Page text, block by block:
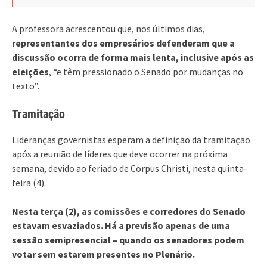
A professora acrescentou que, nos últimos dias,
representantes dos empresários defenderam que a
discussão ocorra de forma mais lenta, inclusive após as
eleições, “e têm pressionado o Senado por mudanças no
texto”.
Tramitação
Lideranças governistas esperam a definição da tramitação
após a reunião de líderes que deve ocorrer na próxima
semana, devido ao feriado de Corpus Christi, nesta quinta-
feira (4).
Nesta terça (2), as comissões e corredores do Senado
estavam esvaziados. Há a previsão apenas de uma
sessão semipresencial – quando os senadores podem
votar sem estarem presentes no Plenário.